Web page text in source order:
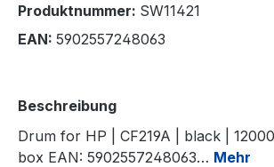
Produktnummer: SW11421
EAN: 5902557248063
Beschreibung
Drum for HP | CF219A | black |
box EAN: 5902557248063… Mehr